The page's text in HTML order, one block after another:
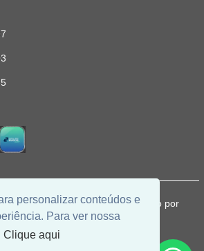
personalizar conteúdos e
Para ver nossa
Clique aqui
| CRECI: 1037-J | Desenvolvido por